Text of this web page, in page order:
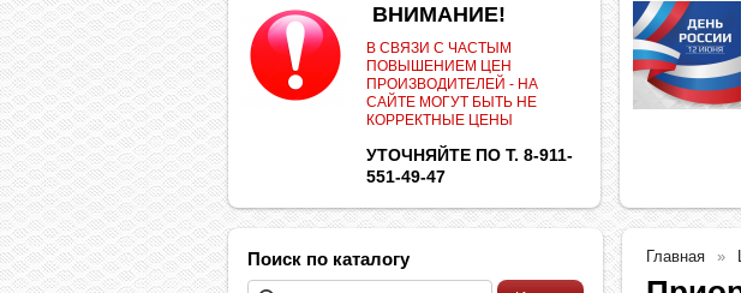
ВНИМАНИЕ!
В СВЯЗИ С ЧАСТЫМ
ПОВЫШЕНИЕМ ЦЕН
ПРОИЗВОДИТЕЛЕЙ - НА
САЙТЕ МОГУТ БЫТЬ НЕ
КОРРЕКТНЫЕ ЦЕНЫ
УТОЧНЯЙТЕ ПО Т. 8-911-
551-49-47
Поиск по каталогу Главная